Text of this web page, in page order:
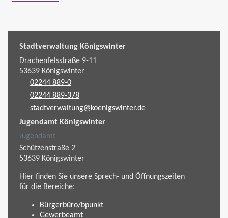
Stadtverwaltung Königswinter
Drachenfelsstraße 9-11
53639Königswinter
02244 889-0
02244 889-378
stadtverwaltung@koenigswinter.de
Jugendamt Königswinter
Jugendamt
Schützenstraße 2
53639Königswinter
Hier finden Sie unsere Sprech- und Öffnungszeiten
für die Bereiche:
Bürgerbüro/bpunkt
Gewerbeamt